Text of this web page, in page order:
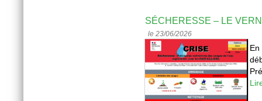
SÉCHERESSE – LE
le 23/06/2026